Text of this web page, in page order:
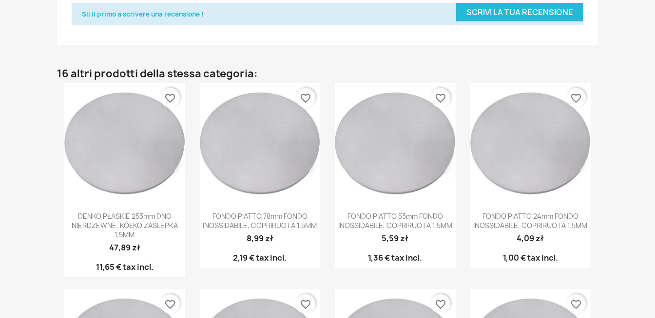
SCRIVI LA TUA RECENSIONE
Sii il primo a scrivere una recensione !
16 altri prodotti della stessa categoria:
 Anteprima
DENKO PŁASKIE 253mm DNO
NIERDZEWNE, KÓŁKO ZAŚLEPKA
1,5MM
47,89 zł
11,65 €tax incl.
favorite_border
Anteprima
FONDO PIATTO 78mm FONDO
INOSSIDABILE, COPRIRUOTA 1.5MM
8,99 zł
2,19 €tax incl.
favorite_border
Anteprima
FONDO PIATTO 53mm FONDO
INOSSIDABILE, COPRIRUOTA 1.5MM
5,59 zł
1,36 €tax incl.
favorite_border
Anteprima
FONDO PIATTO 24mm FONDO
INOSSIDABILE, COPRIRUOTA 1.5MM
4,09 zł
1,00 €tax incl.
favorite_border
favorite_border favorite_border favorite_border favorite_border